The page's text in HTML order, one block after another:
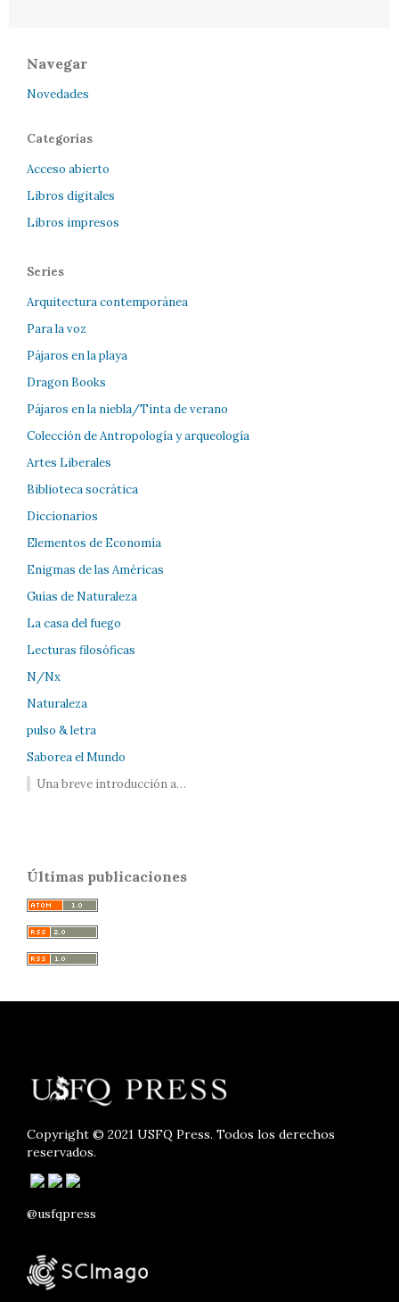
Navegar
Novedades
Categorías
Acceso abierto
Libros digitales
Libros impresos
Series
Arquitectura contemporánea
Para la voz
Pájaros en la playa
Dragon Books
Pájaros en la niebla/Tinta de verano
Colección de Antropología y arqueología
Artes Liberales
Biblioteca socrática
Diccionarios
Elementos de Economía
Enigmas de las Américas
Guías de Naturaleza
La casa del fuego
Lecturas filosóficas
N/Nx
Naturaleza
pulso & letra
Saborea el Mundo
Una breve introducción a…
Últimas publicaciones
Copyright © 2021 USFQ Press. Todos los derechos
reservados.
@usfqpress